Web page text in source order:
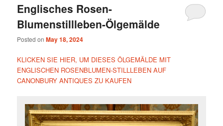
Englisches Rosen-
Blumenstillleben-Ölgemälde
Posted onMay 18, 2024
KLICKEN SIE HIER, UM DIESES ÖLGEMÄLDE MIT
ENGLISCHEN ROSENBLUMEN-STILLLEBEN AUF
CANONBURY ANTIQUES ZU KAUFEN